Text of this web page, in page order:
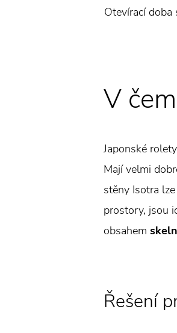
Otevírací
V
Japonské
Mají velmi
stěny Isotra
prostory, jsou
obsahem
Řešení